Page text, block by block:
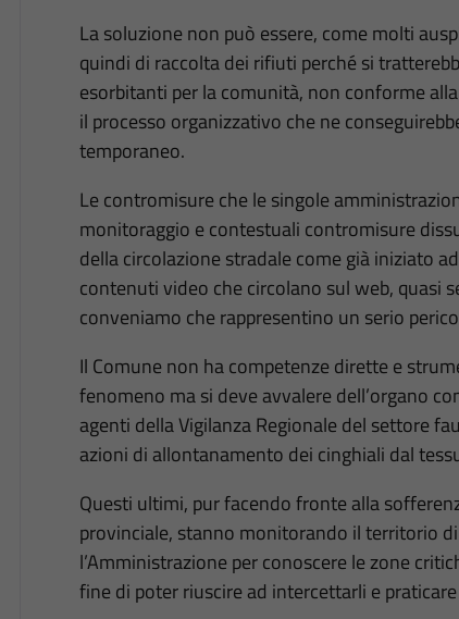
La soluzione non può essere, come molti
quindi di raccolta dei rifiuti perché si
esorbitanti per la comunità, non conforme
il processo organizzativo che ne
temporaneo.
Le contromisure che le singole
monitoraggio e contestuali contromisure
della circolazione stradale come già iniziato
contenuti video che circolano sul web, quasi
conveniamo che rappresentino un serio
Il Comune non ha competenze dirette e
fenomeno ma si deve avvalere dell’organo
agenti della Vigilanza Regionale del settore
azioni di allontanamento dei cinghiali dal
Questi ultimi, pur facendo fronte alla
provinciale, stanno monitorando il territorio
l’Amministrazione per conoscere le zone
fine di poter riuscire ad intercettarli e